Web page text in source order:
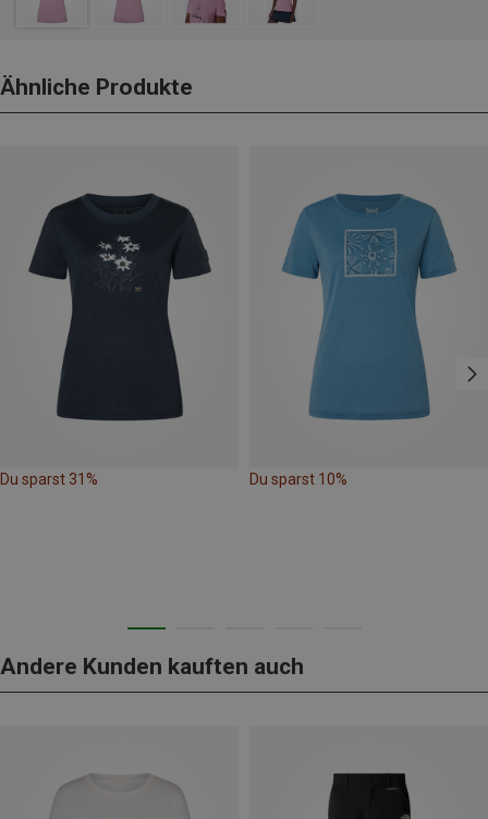
Ähnliche Produkte
Du sparst 31% Du sparst 10%
Andere Kunden kauften auch